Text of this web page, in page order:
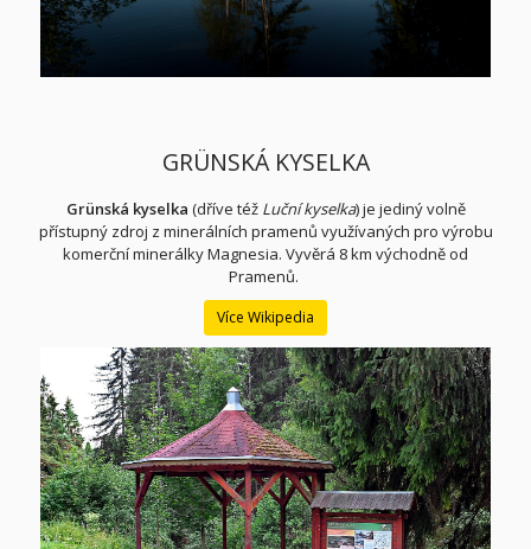
GRÜNSKÁ KYSELKA
Grünská kyselka (dříve též Luční kyselka) je jediný volně
přístupný zdroj z minerálních pramenů využívaných pro výrobu
komerční minerálky Magnesia. Vyvěrá 8 km východně od
Pramenů.
Více Wikipedia